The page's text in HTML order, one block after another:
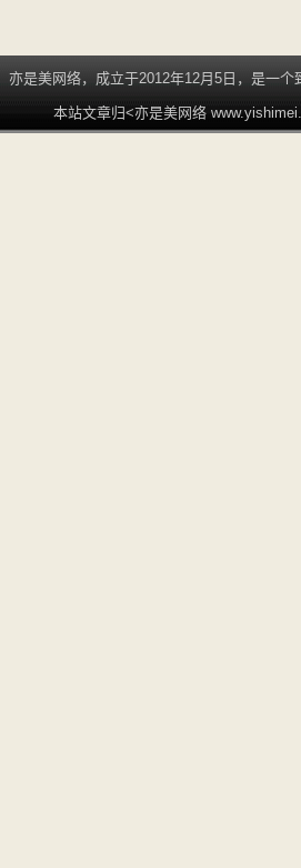
亦是美网络，成立于2012年12月5日，是一
本站文章归<亦是美网络